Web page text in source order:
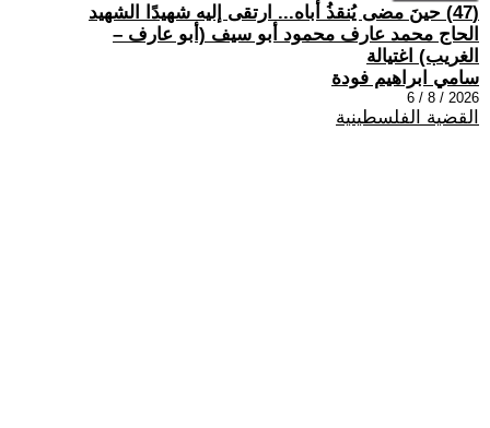
(47) حينَ مضى يُنقذُ أباه... ارتقى إليه شهيدًا الشهيد
الحاج محمد عارف محمود أبو سيف (أبو عارف –
الغريب) اغتيالة
سامي ابراهيم فودة
2026 / 8 / 6
القضية الفلسطينية